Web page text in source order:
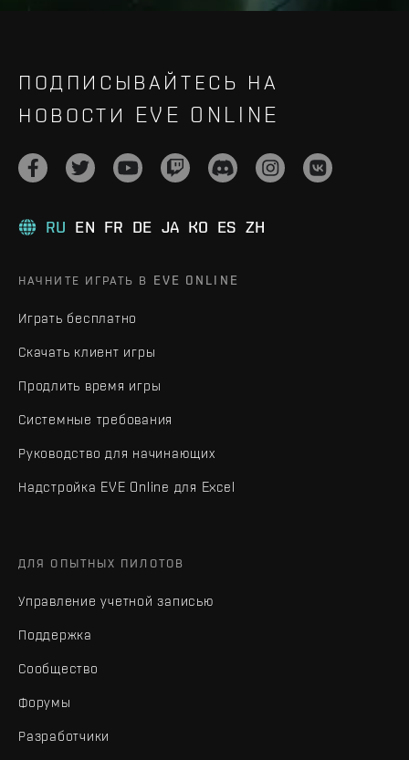
ПОДПИСЫВАЙТЕСЬ НА
НОВОСТИ EVE ONLINE
RU EN FR DE JA KO ES ZH
НАЧНИТЕ ИГРАТЬ В EVE ONLINE
Играть бесплатно
Скачать клиент игры
Продлить время игры
Системные требования
Руководство для начинающих
Надстройка EVE Online для Excel
ДЛЯ ОПЫТНЫХ ПИЛОТОВ
Управление учетной записью
Поддержка
Сообщество
Форумы
Разработчики